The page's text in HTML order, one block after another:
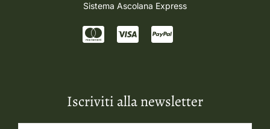
Sistema Ascolana Express
Iscriviti alla newsletter